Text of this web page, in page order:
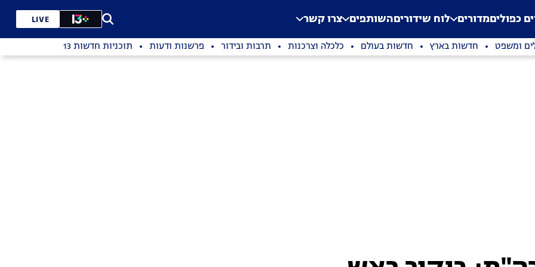
Application error: a
. כפוליםמדורים לוח שידוריםהשותפים צרו קשר LIVE
ומשפט חדשות בארץ חדשות בעולם כלכלה וצרכנות תרבות ובידור פרשנות ודעות תוכניות חדשות 13